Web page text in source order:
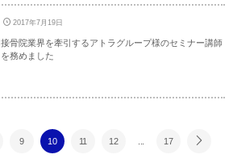
2017年7月19日
接骨院業界を牽引するアトラグループ様のセミナー講師
を務めました
9 10 11 12 17